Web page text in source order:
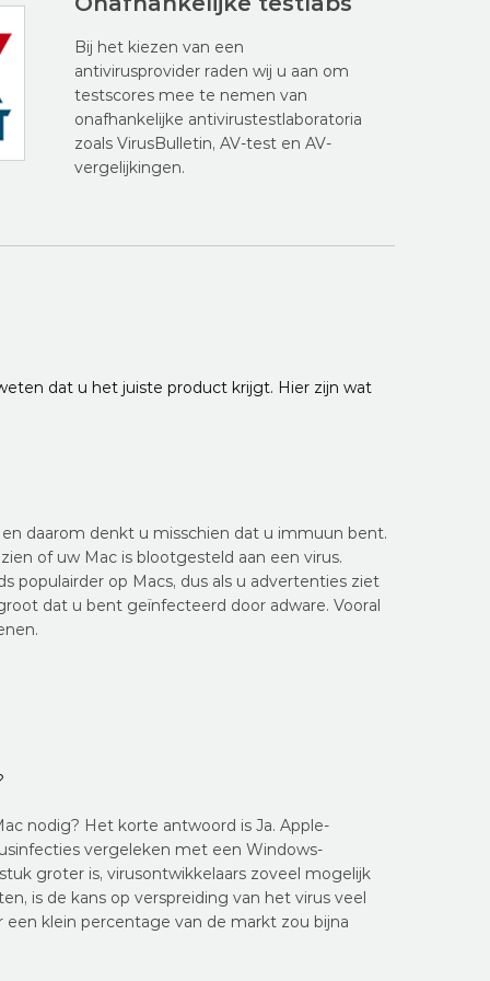
Bij het kiezen van een
antivirusprovider raden wij u aan om
testscores mee te nemen van
onafhankelijke antivirustestlaboratoria
zoals VirusBulletin, AV-test en AV-
vergelijkingen.
dat u het juiste product krijgt. Hier zijn wat
daarom denkt u misschien dat u immuun bent.
of uw Mac is blootgesteld aan een virus.
populairder op Macs, dus als u advertenties ziet
dat u bent geïnfecteerd door adware. Vooral
nodig? Het korte antwoord is Ja. Apple-
vergeleken met een Windows-
groter is, virusontwikkelaars zoveel mogelijk
is de kans op verspreiding van het virus veel
klein percentage van de markt zou bijna